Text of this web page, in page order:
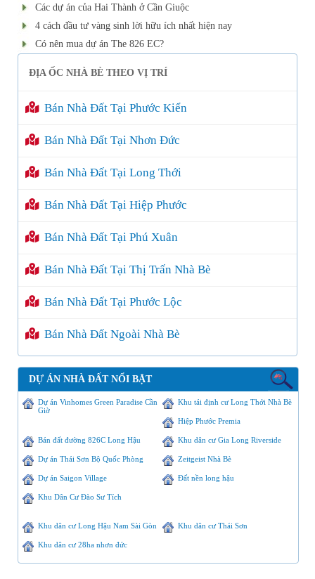
Các dự án của Hai Thành ở Cần Giuộc
4 cách đầu tư vàng sinh lời hữu ích nhất hiện nay
Có nên mua dự án The 826 EC?
ĐỊA ỐC NHÀ BÈ THEO VỊ TRÍ
Bán Nhà Đất Tại Phước Kiển
Bán Nhà Đất Tại Nhơn Đức
Bán Nhà Đất Tại Long Thới
Bán Nhà Đất Tại Hiệp Phước
Bán Nhà Đất Tại Phú Xuân
Bán Nhà Đất Tại Thị Trấn Nhà Bè
Bán Nhà Đất Tại Phước Lộc
Bán Nhà Đất Ngoài Nhà Bè
DỰ ÁN NHÀ ĐẤT NỔI BẬT
Dự án Vinhomes Green Paradise Cần
Giờ
Khu tái định cư Long Thới Nhà Bè
Hiệp Phước Premia
Bán đất đường 826C Long Hậu Khu dân cư Gia Long Riverside
Dự án Thái Sơn Bộ Quốc Phòng Zeitgeist Nhà Bè
Dự án Saigon Village Đất nền long hậu
Khu Dân Cư Đào Sư Tích
Khu dân cư Long Hậu Nam Sài Gòn Khu dân cư Thái Sơn
Khu dân cư 28ha nhơn đức